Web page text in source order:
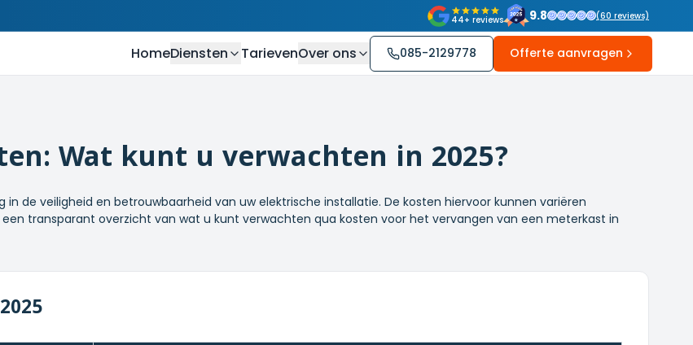
44+ reviews 9.8 (60 reviews)
HomeDiensten TarievenOver ons 085-2129778 Offerte aanvragen
Wat kunt u verwachten in 2025?
de veiligheid en betrouwbaarheid van uw elektrische installatie. De kosten hiervoor kunnen variëren
transparant overzicht van wat u kunt verwachten qua kosten voor het vervangen van een meterkast in